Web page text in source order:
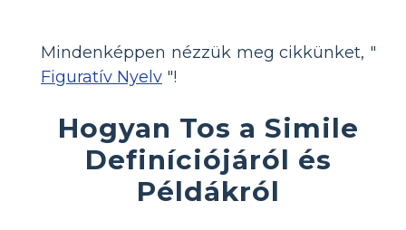
Mindenképpen nézzük meg cikkünket, "
Figuratív Nyelv "!
Hogyan Tos a Simile
Definíciójáról és
Példákról